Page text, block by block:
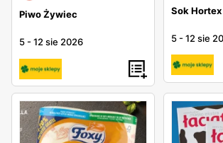
Piwo Żywiec
5 -12 sie 2026
Sok Hortex
5 -12 sie